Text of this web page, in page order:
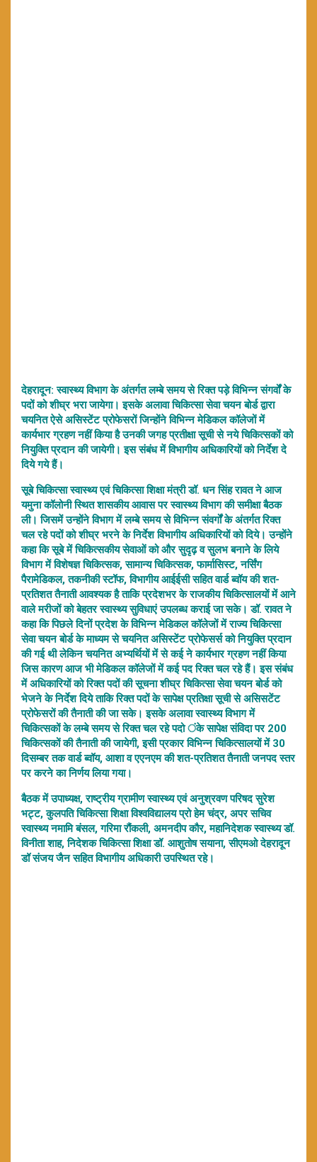
देहरादून: स्वास्थ्य विभाग के अंतर्गत लम्बे समय से रिक्त पड़े विभिन्न संगर्वों के
पदों को शीघ्र भरा जायेगा। इसके अलावा चिकित्सा सेवा चयन बोर्ड द्वारा
चयनित ऐसे असिस्टेंट प्रोफेसरों जिन्होंने विभिन्न मेडिकल कॉलेजों में
कार्यभार ग्रहण नहीं किया है उनकी जगह प्रतीक्षा सूची से नये चिकित्सकों को
नियुक्ति प्रदान की जायेगी। इस संबंध में विभागीय अधिकारियों को निर्देश दे
दिये गये हैं।
सूबे चिकित्सा स्वास्थ्य एवं चिकित्सा शिक्षा मंत्री डॉ. धन सिंह रावत ने आज
यमुना कॉलोनी स्थित शासकीय आवास पर स्वास्थ्य विभाग की समीक्षा बैठक
ली। जिसमें उन्होंने विभाग में लम्बे समय से विभिन्न संवर्गों के अंतर्गत रिक्त
चल रहे पदों को शीघ्र भरने के निर्देश विभागीय अधिकारियों को दिये। उन्होंने
कहा कि सूबे में चिकित्सकीय सेवाओं को और सुदृढ़ व सुलभ बनाने के लिये
विभाग में विशेषज्ञ चिकित्सक, सामान्य चिकित्सक, फार्मासिस्ट, नर्सिंग
पैरामेडिकल, तकनीकी स्टॉफ, विभागीय आईईसी सहित वार्ड ब्वॉय की शत-
प्रतिशत तैनाती आवश्यक है ताकि प्रदेशभर के राजकीय चिकित्सालयों में आने
वाले मरीजों को बेहतर स्वास्थ्य सुविधाएं उपलब्ध कराई जा सके। डॉ. रावत ने
कहा कि पिछले दिनों प्रदेश के विभिन्न मेडिकल कॉलेजों में राज्य चिकित्सा
सेवा चयन बोर्ड के माध्यम से चयनित असिस्टेंट प्रोफेसर्स को नियुक्ति प्रदान
की गई थी लेकिन चयनित अभ्यर्थियों में से कई ने कार्यभार ग्रहण नहीं किया
जिस कारण आज भी मेडिकल कॉलेजों में कई पद रिक्त चल रहे हैं। इस संबंध
में अधिकारियों को रिक्त पदों की सूचना शीघ्र चिकित्सा सेवा चयन बोर्ड को
भेजने के निर्देश दिये ताकि रिक्त पदों के सापेक्ष प्रतिक्षा सूची से असिसटेंट
प्रोफेसरों की तैनाती की जा सके। इसके अलावा स्वास्थ्य विभाग में
चिकित्सकों के लम्बे समय से रिक्त चल रहे पदो ंके सापेक्ष संविदा पर 200
चिकित्सकों की तैनाती की जायेगी, इसी प्रकार विभिन्न चिकित्सालयों में 30
दिसम्बर तक वार्ड ब्वॉय, आशा व एएनएम की शत-प्रतिशत तैनाती जनपद स्तर
पर करने का निर्णय लिया गया।
बैठक में उपाध्यक्ष, राष्ट्रीय ग्रामीण स्वास्थ्य एवं अनुश्रवण परिषद सुरेश
भट्ट, कुलपति चिकित्सा शिक्षा विश्वविद्यालय प्रो हेम चंद्र, अपर सचिव
स्वास्थ्य नमामि बंसल, गरिमा रौंकली, अमनदीप कौर, महानिदेशक स्वास्थ्य डॉ.
विनीता शाह, निदेशक चिकित्सा शिक्षा डॉ. आशुतोष सयाना, सीएमओ देहरादून
डॉ संजय जैन सहित विभागीय अधिकारी उपस्थित रहे।